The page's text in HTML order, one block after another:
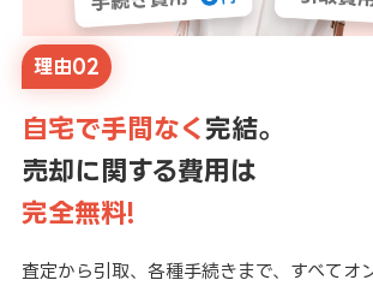
理由02
自宅で手間なく 完結。
売却に関する費用は
完全無料!
査定から引取、各種手続きまで、すべてオ